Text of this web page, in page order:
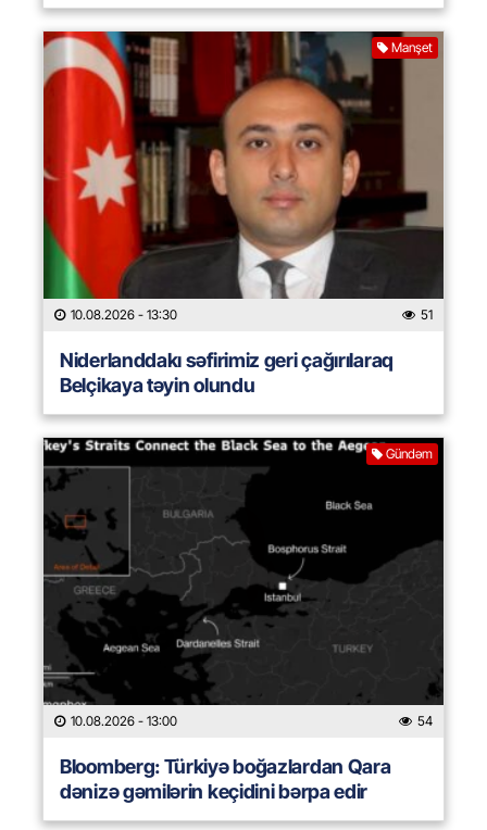
Manşet
10.08.2026 - 13:30 51
Niderlanddakı səfirimiz geri çağırılaraq
Belçikaya təyin olundu
Gündəm
10.08.2026 - 13:00 54
Bloomberg: Türkiyə boğazlardan Qara
dənizə gəmilərin keçidini bərpa edir